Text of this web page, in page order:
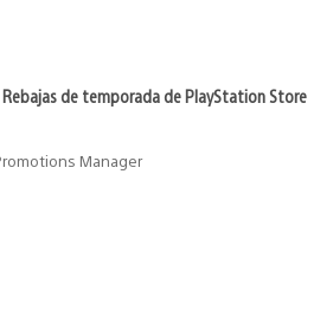
de temporada de PlayStation Store
Manager